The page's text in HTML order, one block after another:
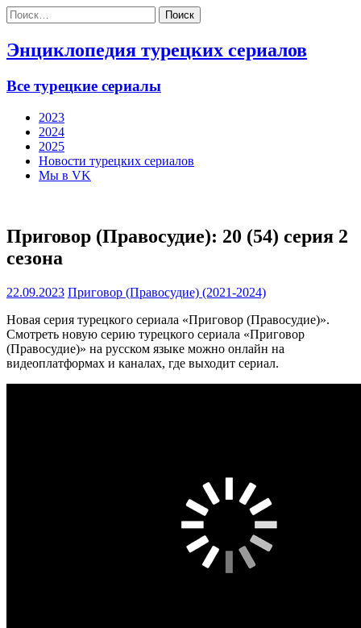
Найти:
Энциклопедия турецких сериалов
Все турецкие сериалы
2023
2024
2025
Новости турецких сериалов
Мы в VK
Приговор (Правосудие): 20 (54) серия 2
сезона
22.09.2023 Приговор (Правосудие) (2021-2024)
Новая серия турецкого сериала «Приговор (Правосудие)».
Смотреть новую серию турецкого сериала «Приговор
(Правосудие)» на русском языке можно онлайн на
видеоплатформах и каналах, где выходит сериал.